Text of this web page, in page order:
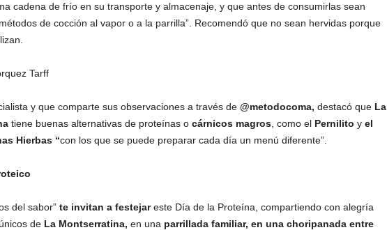
cadena de frío en su transporte y almacenaje, y que antes de consumirlas sean
de cocción al vapor o a la parrilla”. Recomendó que no sean hervidas porque
Tarff
y que comparte sus observaciones a través de @metodocoma, destacó que La
tiene buenas alternativas de proteínas o cárnicos magros, como el Pernilito y el
Hierbas “con los que se puede preparar cada día un menú diferente”.
del sabor” te invitan a festejareste Día de la Proteína, compartiendo con alegría
de La Montserratina, en una parrillada familiar, en una choripanada entre